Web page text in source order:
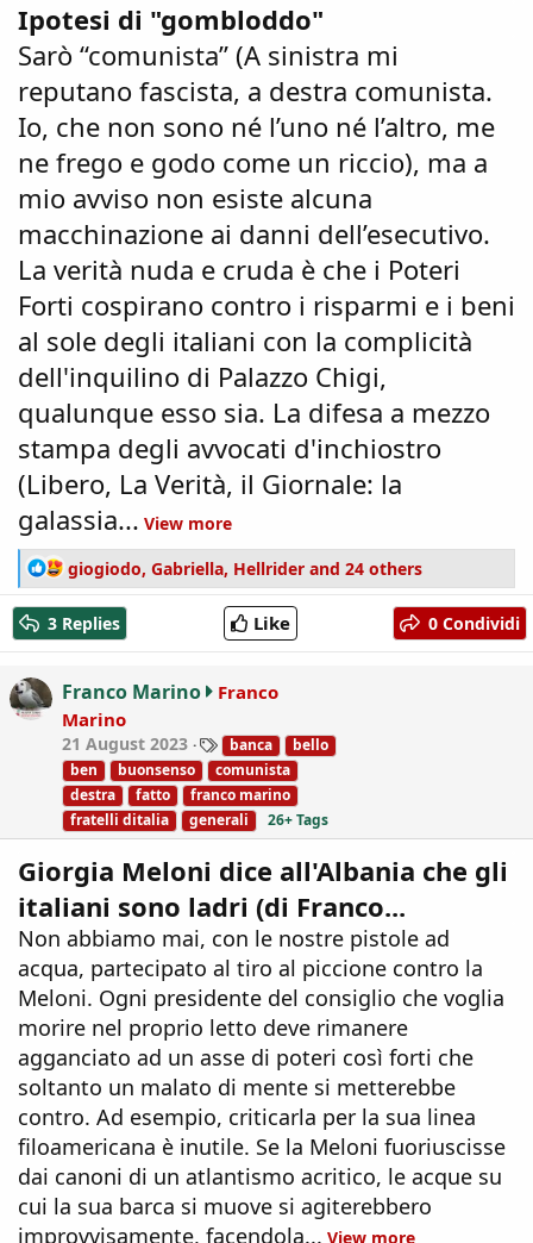
Ipotesi di "gombloddo"
Sarò “comunista” (A sinistra mi
reputano fascista, a destra comunista.
Io, che non sono né l’uno né l’altro, me
ne frego e godo come un riccio), ma a
mio avviso non esiste alcuna
macchinazione ai danni dell’esecutivo.
La verità nuda e cruda è che i Poteri
Forti cospirano contro i risparmi e i beni
al sole degli italiani con la complicità
dell'inquilino di Palazzo Chigi,
qualunque esso sia. La difesa a mezzo
stampa degli avvocati d'inchiostro
(Libero, La Verità, il Giornale: la
galassia... View more
R
e
a
c
t
i
o
n
s
giogiodo, Gabriella, Hellrider and 24 others
3 Replies Like 0 Condividi
Franco Marino
Franco
Marino
21 August 2023
T
a
g
s
banca
bello
ben
buonsenso
comunista
destra
fatto
franco marino
fratelli ditalia
generali 26+ Tags
Giorgia Meloni dice all'Albania che gli
italiani sono ladri (di Franco...
Non abbiamo mai, con le nostre pistole ad
acqua, partecipato al tiro al piccione contro la
Meloni. Ogni presidente del consiglio che voglia
morire nel proprio letto deve rimanere
agganciato ad un asse di poteri così forti che
soltanto un malato di mente si metterebbe
contro. Ad esempio, criticarla per la sua linea
filoamericana è inutile. Se la Meloni fuoriuscisse
dai canoni di un atlantismo acritico, le acque su
cui la sua barca si muove si agiterebbero
improvvisamente, facendola... View more